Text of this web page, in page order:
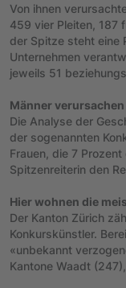
Von ihnen
459 vier Pleiten, 187
der Spitze steht eine
Unternehmen
jeweils 51
Männer
Die Analyse der
der sogenannten
Frauen, die 7
Spitzenreiterin den
Hier wohnen die
Der Kanton Zürich
Konkurskünstler.
«unbekannt
Kantone Waadt